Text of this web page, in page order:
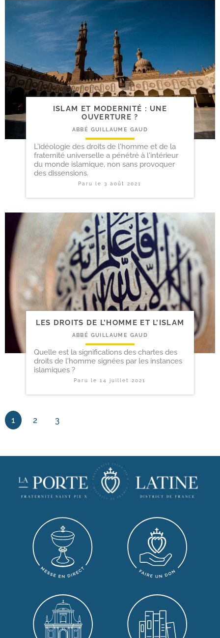
ISLAM ET MODERNITÉ : UNE
OUVERTURE ?
ABBÉ GUILLAUME GAUD
L'idéologie des droits de l'homme et de la
fraternité universelle a pénétré à l'intérieur
du monde islamique, non sans provoquer
des dissensions.
Paru le3 août 2021
LES DROITS DE L’HOMME ET L’ISLAM
ABBÉ GUILLAUME GAUD
Quelle est la significations des chartes des
droits de l'homme signées par les instances
islamiques ?
Paru le14 juillet 2021
1 2 3